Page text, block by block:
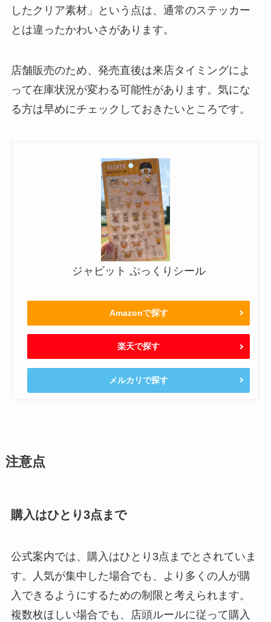
したクリア素材」という点は、通常のステッカー
とは違ったかわいさがあります。
店舗販売のため、発売直後は来店タイミングによ
って在庫状況が変わる可能性があります。気にな
る方は早めにチェックしておきたいところです。
ジャビット ぷっくりシール
Amazonで探す
楽天で探す
メルカリで探す
注意点
購入はひとり3点まで
公式案内では、購入はひとり3点までとされていま
す。人気が集中した場合でも、より多くの人が購
入できるようにするための制限と考えられます。
複数枚ほしい場合でも、店頭ルールに従って購入